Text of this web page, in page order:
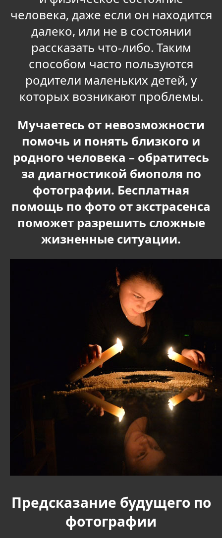
человека, даже если он находится
далеко, или не в состоянии
рассказать что-либо. Таким
способом часто пользуются
родители маленьких детей, у
которых возникают проблемы.
Мучаетесь от невозможности
помочь и понять близкого и
родного человека – обратитесь
за диагностикой биополя по
фотографии. Бесплатная
помощь по фото от экстрасенса
поможет разрешить сложные
жизненные ситуации.
Предсказание будущего по
фотографии